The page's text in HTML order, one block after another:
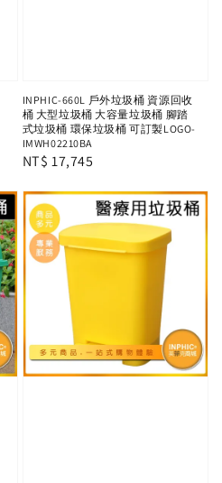
INPHIC-660L 戶外垃圾桶 資源回收
桶 大型垃圾桶 大容量垃圾桶 腳踏
式垃圾桶 環保垃圾桶 可訂製LOGO-
IMWH02210BA
Regular
NT$ 17,745